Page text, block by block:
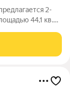
2-
44,1 кв.м.
коридор, есть